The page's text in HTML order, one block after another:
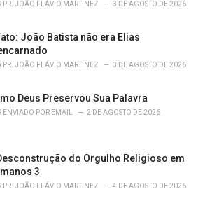
PR. JOÃO FLÁVIO MARTINEZ 3 DE AGOSTO DE 2026
João Batista não era Elias
PR. JOÃO FLÁVIO MARTINEZ 3 DE AGOSTO DE 2026
Deus Preservou Sua Palavra
ENVIADO POR EMAIL 2 DE AGOSTO DE 2026
do Orgulho Religioso em
3
PR. JOÃO FLÁVIO MARTINEZ 4 DE AGOSTO DE 2026